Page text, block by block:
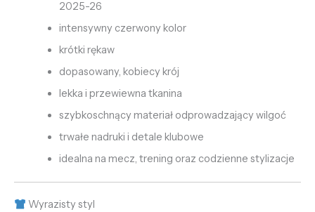
2025-26
intensywny czerwony kolor
krótki rękaw
dopasowany, kobiecy krój
lekka i przewiewna tkanina
szybkoschnący materiał odprowadzający wilgoć
trwałe nadruki i detale klubowe
idealna na mecz, trening oraz codzienne stylizacje
Wyrazisty styl